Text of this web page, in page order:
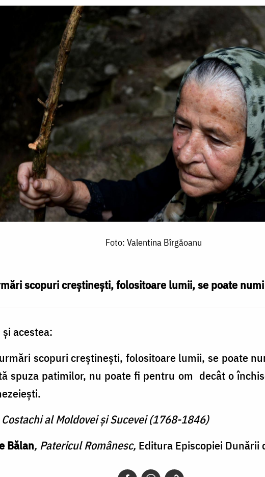
Foto: Valentina Bîrgăoanu
scopuri creștinești, folositoare lumii, se poate
acestea:
scopuri creștinești, folositoare lumii, se poate
spuza patimilor, nu poate fi pentru om decât o
al Moldovei și Sucevei (1768-1846)
Bălan, Patericul Românesc, Editura Episcopiei Dunării